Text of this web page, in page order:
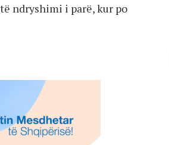
ndryshimi i parë, kur po